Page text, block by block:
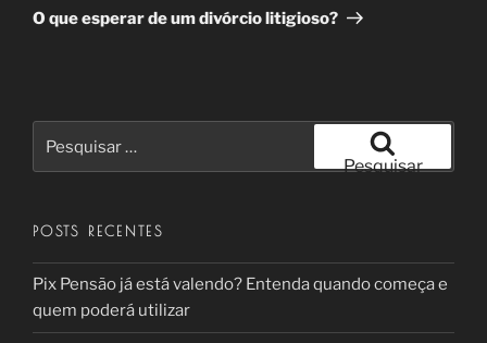
post
O que esperar de um divórcio litigioso?
por:
Pesquisar
POSTS RECENTES
Pix Pensão já está valendo? Entenda quando começa e
quem poderá utilizar